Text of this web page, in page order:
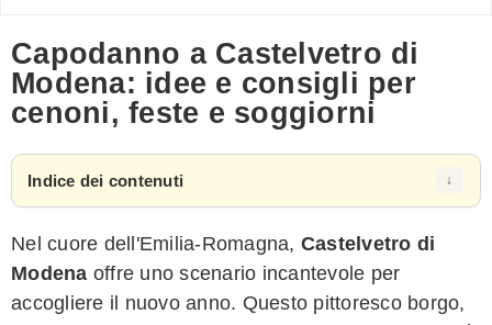
Capodanno a Castelvetro di
Modena: idee e consigli per
cenoni, feste e soggiorni
Indice dei contenuti
Nel cuore dell'Emilia-Romagna, Castelvetro di
Modena offre uno scenario incantevole per
accogliere il nuovo anno. Questo pittoresco borgo,